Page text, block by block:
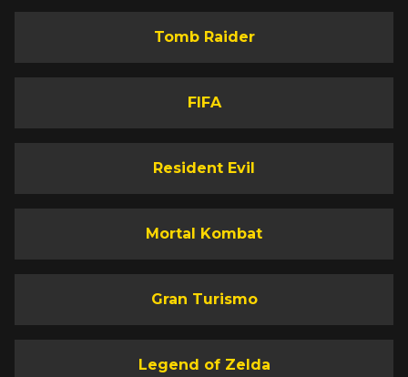
Tomb Raider
FIFA
Resident Evil
Mortal Kombat
Gran Turismo
Legend of Zelda